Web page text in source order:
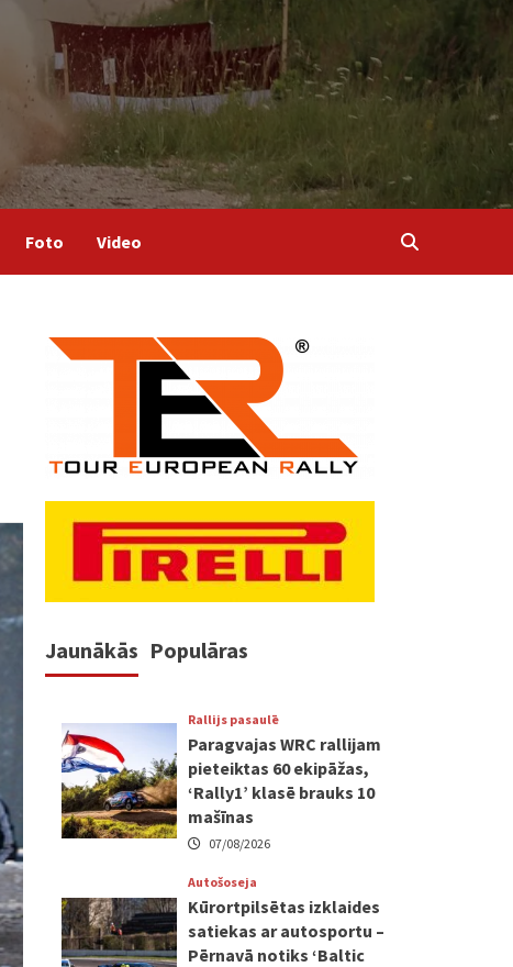
Foto Video
Jaunākās Populāras
Rallijs pasaulē
Paragvajas WRC rallijam
pieteiktas 60 ekipāžas,
‘Rally1’ klasē brauks 10
mašīnas
07/08/2026
Autošoseja
Kūrortpilsētas izklaides
satiekas ar autosportu –
Pērnavā notiks ‘Baltic